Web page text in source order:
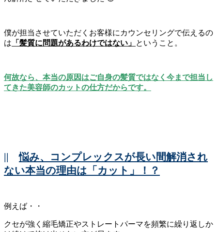
僕が担当させていただくお客様にカウンセリングで伝えるの
は 「髪質に問題があるわけではない」 ということ。
何故なら、本当の原因はご自身の髪質ではなく今まで担当し
てきた美容師のカットの仕方だからです。
||悩み、コンプレックスが長い間解消され
ない本当の理由は「カット」！？
例えば・・
クセが強く縮毛矯正やストレートパーマを頻繁に繰り返しか